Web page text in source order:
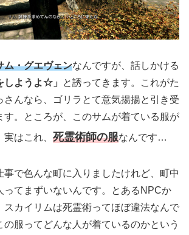
ム・グエヴェンなんですが、話しかける
しようよ☆」
と誘ってきます。これがた
さんなら、ゴリラとて意気揚揚と引き受
す。ところが、このサムが着ている服が
はこれ、 死霊術師の服なんです…
事で色んな町に入りましたけれど、町中
ってまずいないんです。とあるNPCか
スカイリムは死霊術ってほぼ違法なんで
の服ってどんな人が着ているのかという